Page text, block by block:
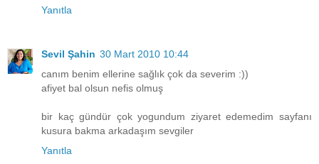
Yanıtla
Sevil Şahin 30 Mart 2010 10:44
canım benim ellerine sağlık çok da severim :))
afiyet bal olsun nefis olmuş
bir kaç gündür çok yogundum ziyaret edemedim sayfanı
kusura bakma arkadaşım sevgiler
Yanıtla